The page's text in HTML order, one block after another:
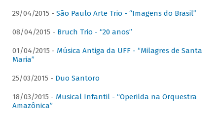
29/04/2015 - São Paulo Arte Trio - “Imagens do Brasil”
08/04/2015 - Bruch Trio - “20 anos”
01/04/2015 - Música Antiga da UFF - “Milagres de Santa
Maria”
25/03/2015 - Duo Santoro
18/03/2015 - Musical Infantil - “Operilda na Orquestra
Amazônica”